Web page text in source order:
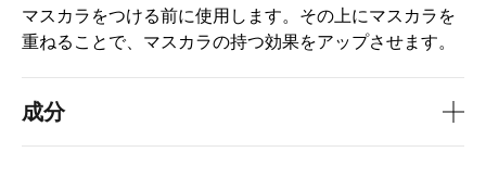
成分
マスカラをつける前に使用します。その上にマスカラを
重ねることで、マスカラの持つ効果をアップさせます。